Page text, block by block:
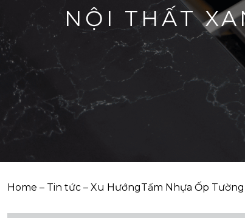
NỘI THẤT
Home – Tin tức – Xu HướngTấm Nhựa Ốp